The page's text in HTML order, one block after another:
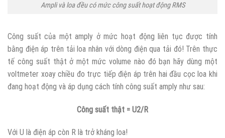
Ampli và loa đều có mức công suất hoạt động RMS
Công suất của một amply ở mức hoạt động liên tục được tính
bằng điện áp trên tải loa nhân với dòng điện qua tải đó! Trên thực
tế công suất thật ở một mức volume nào đó bạn hãy dùng một
voltmeter xoay chiều đo trực tiếp điện áp trên hai đầu cọc loa khi
đang hoạt động và áp dụng cách tính công suất amply như sau:
Công suất thật = U2/R
Với U là điện áp còn R là trở kháng loa!